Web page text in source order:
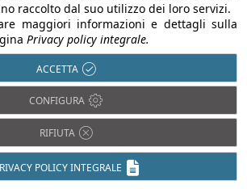
per ponteggi
sigillanti, collari, guaine,
raccolto dal suo utilizzo dei loro servizi.
maggiori informazioni e dettagli sulla
Privacy policy integrale.
ACCETTA
CONFIGURA
RIFIUTA
POLICY INTEGRALE